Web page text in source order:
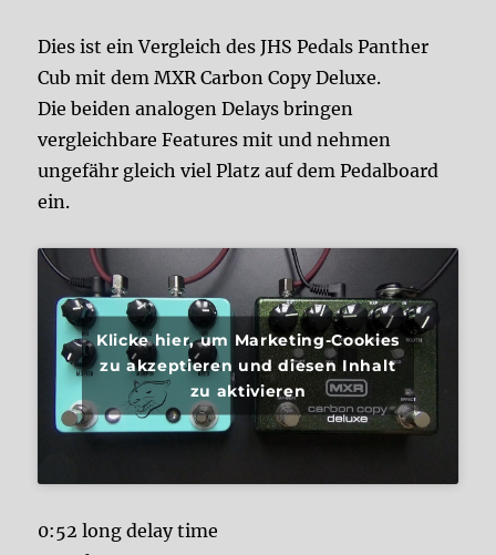
Dies ist ein Vergleich des JHS Pedals Panther
Cub mit dem MXR Carbon Copy Deluxe.
Die beiden analogen Delays bringen
vergleichbare Features mit und nehmen
ungefähr gleich viel Platz auf dem Pedalboard
ein.
Klicke hier, um Marketing-Cookies
zu akzeptieren und diesen Inhalt
zu aktivieren
0:52 long delay time